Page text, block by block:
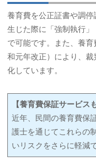
養育費を公正証書や調
生じた際に「強制執行
で可能です。また、養
和元年改正）により、
化しています。
【養育費保証サービス
近年、民間の養育費保
護士を通じてこれらの
いリスクをさらに軽減